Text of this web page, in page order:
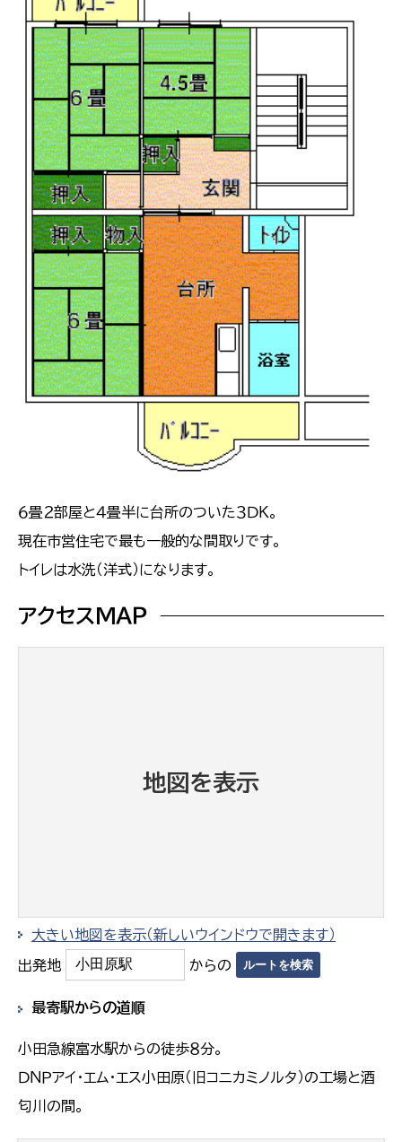
６畳２部屋と４畳半に台所のついた３ＤＫ。
現在市営住宅で最も一般的な間取りです。
トイレは水洗（洋式）になります。
アクセスＭＡＰ
地図を表示
大きい地図を表示（新しいウインドウで開きます）
出発地 からの
最寄駅からの道順
小田急線富水駅からの徒歩８分。
ＤＮＰアイ・エム・エス小田原（旧コニカミノルタ）の工場と酒
匂川の間。